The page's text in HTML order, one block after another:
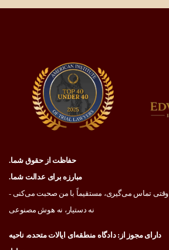
حفاظت از حقوق شما.
مبارزه برای عدالت شما.
وقتی تماس می‌گیری، مستقیماً با من صحبت می‌کنی -
نه دستیار، نه هوش مصنوعی
دارای مجوز از: دادگاه منطقه‌ای ایالات متحده، ناحیه